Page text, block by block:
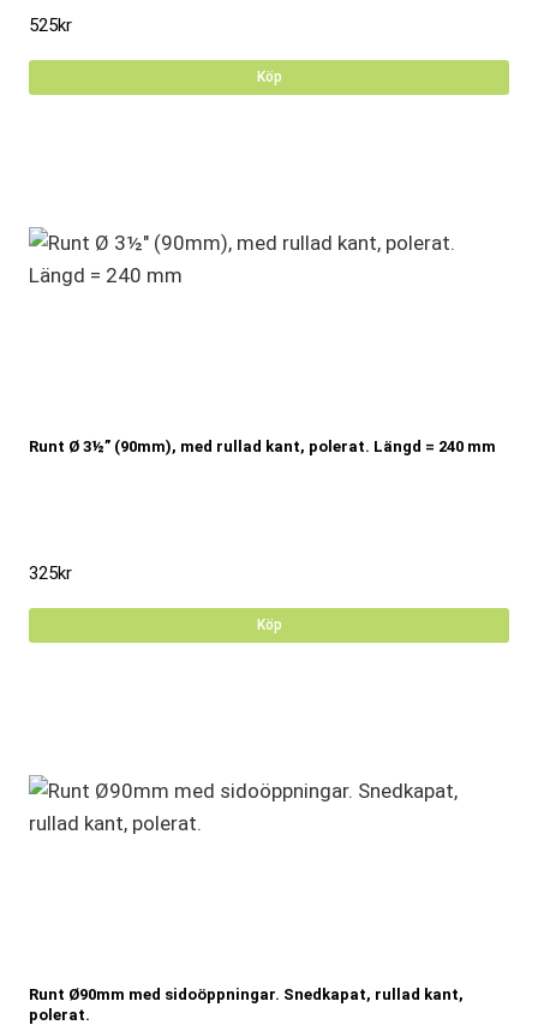
525kr
Köp
Runt Ø 3½” (90mm), med rullad kant, polerat. Längd = 240 mm
325kr
Köp
Runt Ø90mm med sidoöppningar. Snedkapat, rullad kant,
polerat.